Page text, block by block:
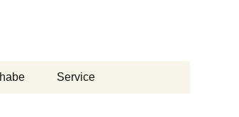
Service